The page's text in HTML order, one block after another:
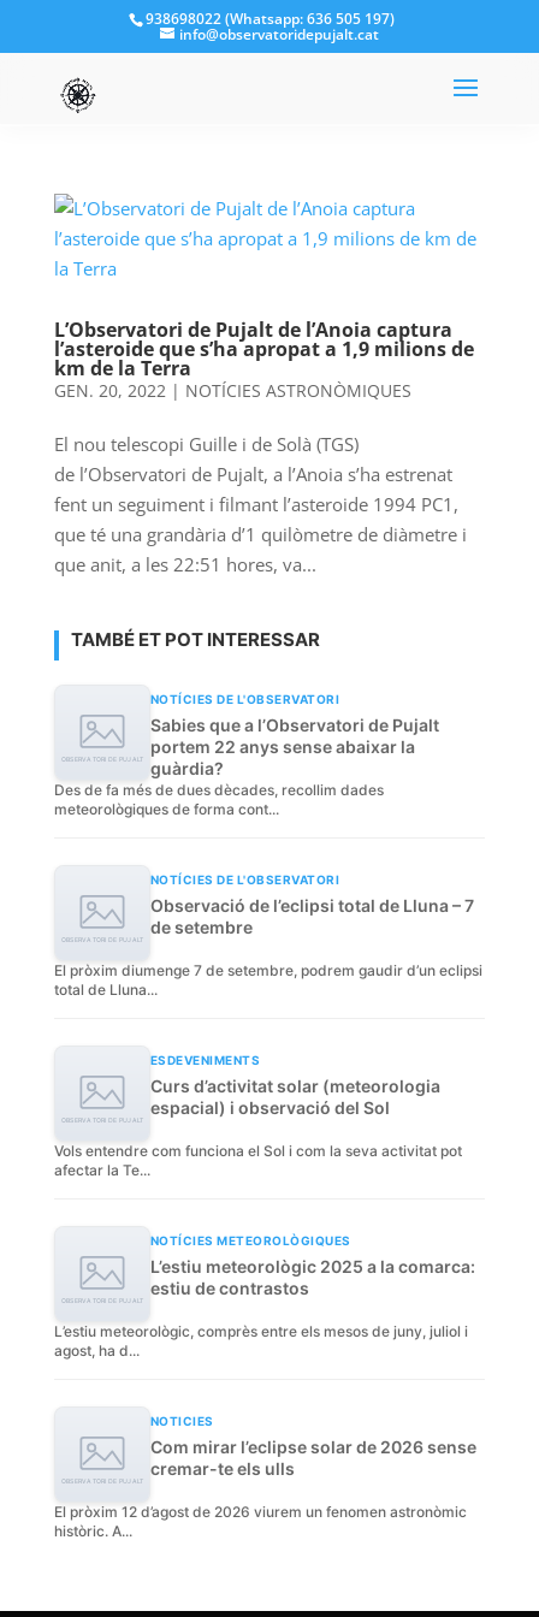
938698022 (Whatsapp: 636 505 197)
info@observatoridepujalt.cat
L’Observatori de Pujalt de l’Anoia captura
l’asteroide que s’ha apropat a 1,9 milions de
km de la Terra
GEN. 20, 2022| NOTÍCIES ASTRONÒMIQUES
El nou telescopi Guille i de Solà (TGS)
de l’Observatori de Pujalt, a l’Anoia s’ha estrenat
fent un seguiment i filmant l’asteroide 1994 PC1,
que té una grandària d’1 quilòmetre de diàmetre i
que anit, a les 22:51 hores, va...
TAMBÉ ET POT INTERESSAR
NOTÍCIES DE L'OBSERVATORI
Sabies que a l’Observatori de Pujalt
portem 22 anys sense abaixar la
guàrdia?
Des de fa més de dues dècades, recollim dades
meteorològiques de forma cont...
NOTÍCIES DE L'OBSERVATORI
Observació de l’eclipsi total de Lluna – 7
de setembre
El pròxim diumenge 7 de setembre, podrem gaudir d’un eclipsi
total de Lluna...
ESDEVENIMENTS
Curs d’activitat solar (meteorologia
espacial) i observació del Sol
Vols entendre com funciona el Sol i com la seva activitat pot
afectar la Te...
NOTÍCIES METEOROLÒGIQUES
L’estiu meteorològic 2025 a la comarca:
estiu de contrastos
L’estiu meteorològic, comprès entre els mesos de juny, juliol i
agost, ha d...
NOTICIES
Com mirar l’eclipse solar de 2026 sense
cremar-te els ulls
El pròxim 12 d’agost de 2026 viurem un fenomen astronòmic
històric. A...